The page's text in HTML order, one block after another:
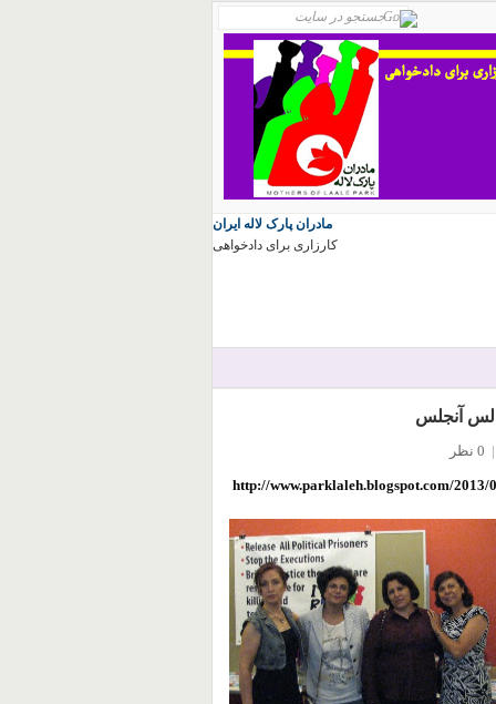
مادران پارک لاله ایران
کارزاری برای دادخواهی
| 0 نظر
http://www.parklaleh.blogspot.com/2013/